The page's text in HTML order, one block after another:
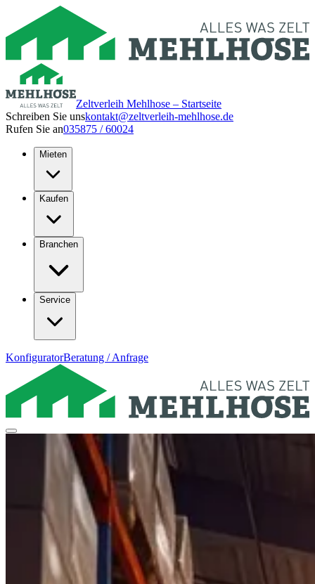
Zeltverleih Mehlhose – Startseite
Schreiben Sie unskontakt@zeltverleih-mehlhose.de
Rufen Sie an035875 / 60024
Mieten
Kaufen
Branchen
Service
KonfiguratorBeratung / Anfrage